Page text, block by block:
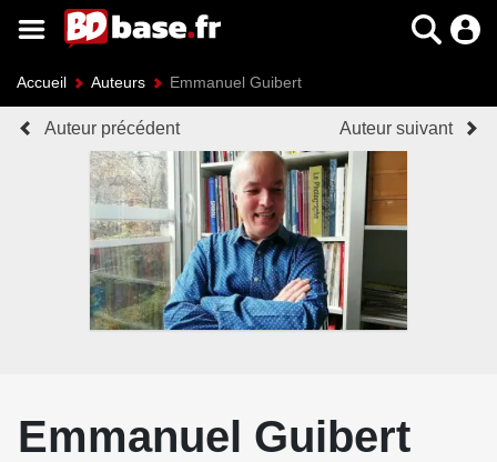
Accueil Auteurs Emmanuel Guibert
Auteur précédent Auteur suivant
Emmanuel Guibert